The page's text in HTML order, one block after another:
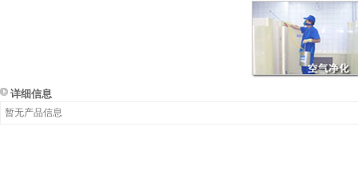
详细信息
暂无产品信息